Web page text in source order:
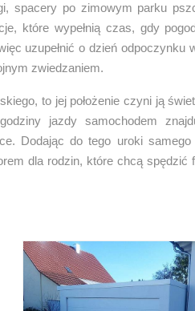
spacery po zimowym parku
które wypełnią czas, gdy
uzupełnić o dzień odpoczynku
zwiedzaniem.
to jej położenie czyni ją
jazdy samochodem
Dodając do tego uroki
dla rodzin, które chcą spędzić